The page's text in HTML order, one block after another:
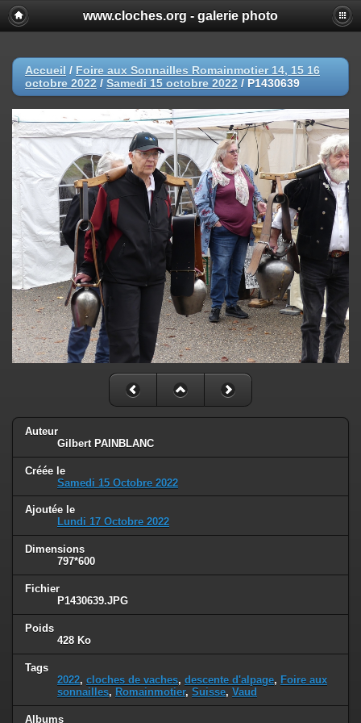
www.cloches.org - galerie photo
Accueil / Foire aux Sonnailles Romainmotier 14, 15 16
octobre 2022 / Samedi 15 octobre 2022 / P1430639
Auteur
Gilbert PAINBLANC
Créée le
Samedi 15 Octobre 2022
Ajoutée le
Lundi 17 Octobre 2022
Dimensions
797*600
Fichier
P1430639.JPG
Poids
428 Ko
Tags
2022, cloches de vaches, descente d'alpage, Foire aux
sonnailles, Romainmotier, Suisse, Vaud
Albums